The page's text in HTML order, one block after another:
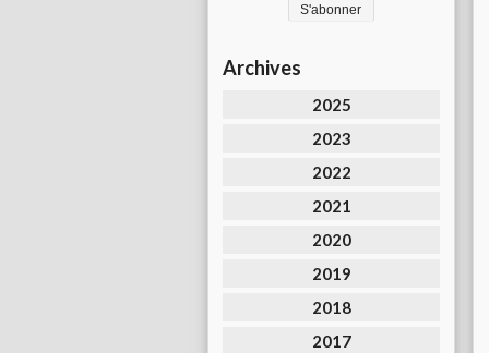
Archives
2025
2023
2022
2021
2020
2019
2018
2017